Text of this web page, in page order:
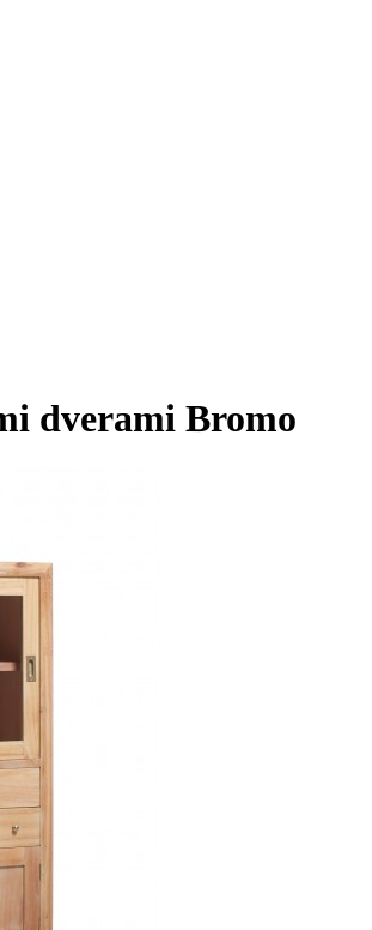
dverami Bromo